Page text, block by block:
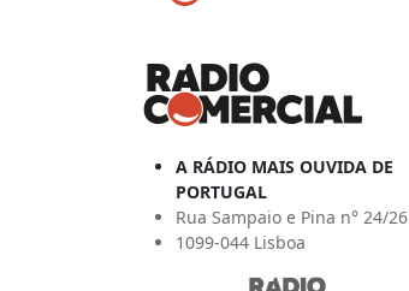
A RÁDIO MAIS OUVIDA DE
PORTUGAL
Rua Sampaio e Pina n° 24/26
1099-044 Lisboa